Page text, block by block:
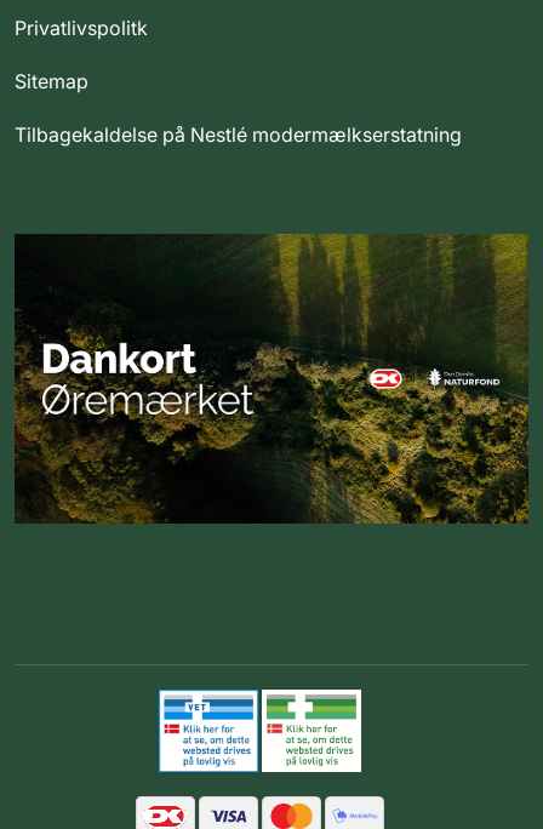
Privatlivspolitk
Sitemap
Tilbagekaldelse på Nestlé modermælkserstatning